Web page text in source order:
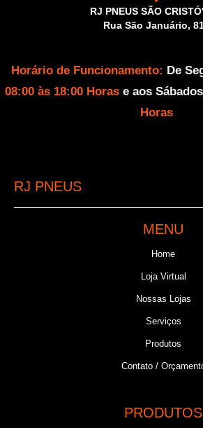
RJ PNEUS SÃO
Rua São Januário,
Horário de Funcionamento: De
08:00 às 18:00 Horas e aos Sábados
Horas
RJ PNEUS
MENU
Home
Loja Virtual
Nossas Lojas
Serviços
Produtos
Contato /
PRODUTOS